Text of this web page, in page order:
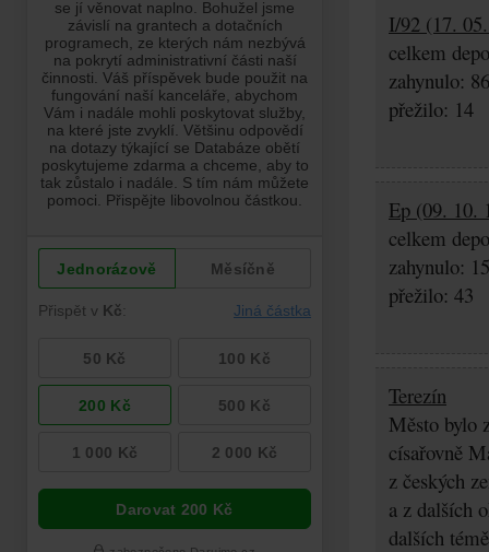
I/92 (17.
celkem
zahynulo: 86
přežilo: 14
Ep (09. 10.
celkem
zahynulo:
přežilo: 43
Terezín
Město bylo
císařovně
z českých
a z dalších
dalších